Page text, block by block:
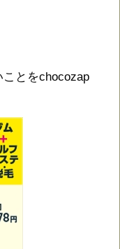
とをchocozap